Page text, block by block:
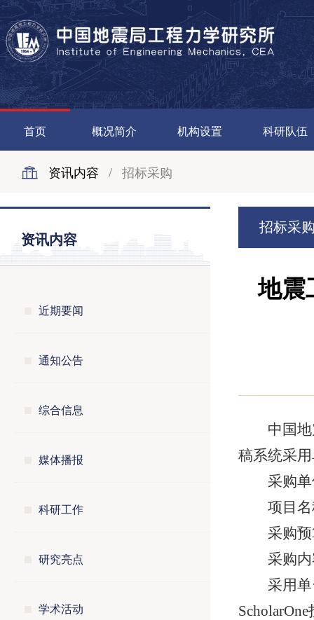
首页 概况简介 机构设置 科研队伍
资讯内容 / 招标采购
资讯内容
近期要闻
通知公告
综合信息
媒体播报
科研工作
研究亮点
学术活动
招标采
地震
中国
稿系统采
采购
项目
采购
采购
采用